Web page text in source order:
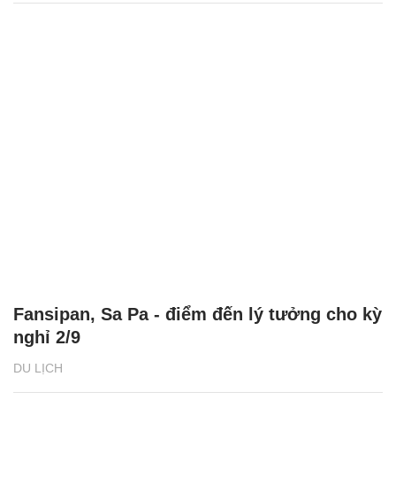
DU LỊCH
Fansipan, Sa Pa - điểm đến lý tưởng cho kỳ
nghỉ 2/9